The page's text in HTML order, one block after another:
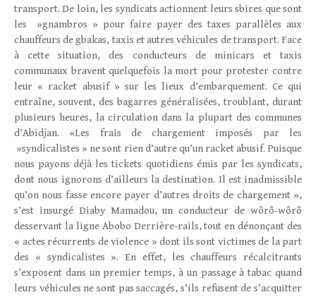
transport. De loin, les syndicats actionnent leurs sbires que sont
les »gnambros » pour faire payer des taxes parallèles aux
chauffeurs de gbakas, taxis et autres véhicules de transport. Face
à cette situation, des conducteurs de minicars et taxis
communaux bravent quelquefois la mort pour protester contre
leur « racket abusif » sur les lieux d’embarquement. Ce qui
entraîne, souvent, des bagarres généralisées, troublant, durant
plusieurs heures, la circulation dans la plupart des communes
d’Abidjan. «Les frais de chargement imposés par les
»syndicalistes » ne sont rien d’autre qu’un racket abusif. Puisque
nous payons déjà les tickets quotidiens émis par les syndicats,
dont nous ignorons d’ailleurs la destination. Il est inadmissible
qu’on nous fasse encore payer d’autres droits de chargement »,
s’est insurgé Diaby Mamadou, un conducteur de wôrô-wôrô
desservant la ligne Abobo Derrière-rails, tout en dénonçant des
« actes récurrents de violence » dont ils sont victimes de la part
des « syndicalistes ». En effet, les chauffeurs récalcitrants
s’exposent dans un premier temps, à un passage à tabac quand
leurs véhicules ne sont pas saccagés, s’ils refusent de s’acquitter